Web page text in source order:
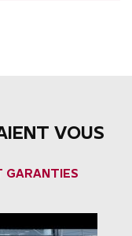
VOUS
GARANTIES